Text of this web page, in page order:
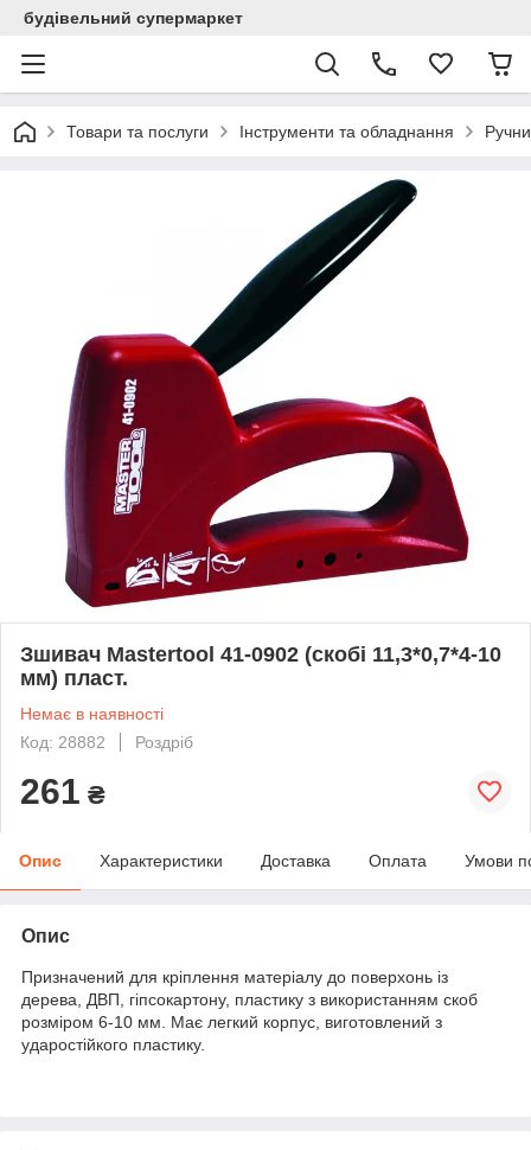
будівельний супермаркет
Товари та послуги Інструменти та обладнання
Зшивач Mastertool 41-0902 (скобі 11,3*0,7*4-10
мм) пласт.
Немає в наявності
Код: 28882
Роздріб
261 ₴
Опис Характеристики Доставка Оплата Умови
Опис
Призначений для кріплення матеріалу до поверхонь із
дерева, ДВП, гіпсокартону, пластику з використанням скоб
розміром 6-10 мм. Має легкий корпус, виготовлений з
ударостійкого пластику.